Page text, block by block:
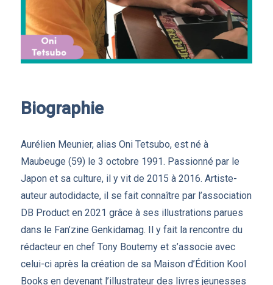
Biographie
Aurélien Meunier, alias Oni Tetsubo, est né à
Maubeuge (59) le 3 octobre 1991. Passionné par le
Japon et sa culture, il y vit de 2015 à 2016. Artiste-
auteur autodidacte, il se fait connaître par l’association
DB Product en 2021 grâce à ses illustrations parues
dans le Fan’zine Genkidamag. Il y fait la rencontre du
rédacteur en chef Tony Boutemy et s’associe avec
celui-ci après la création de sa Maison d’Édition Kool
Books en devenant l’illustrateur des livres jeunesses